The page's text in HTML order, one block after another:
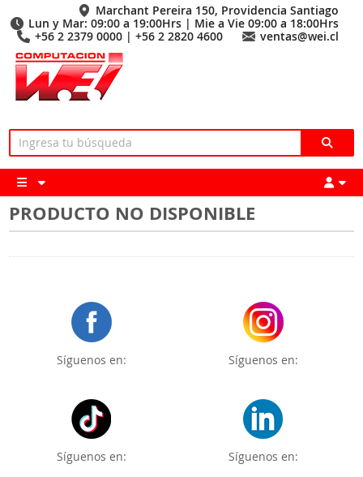
Marchant Pereira 150, Providencia Santiago
Lun y Mar: 09:00 a 19:00Hrs | Mie a Vie 09:00 a 18:00Hrs
+56 2 2379 0000 | +56 2 2820 4600
ventas@wei.cl
PRODUCTO NO DISPONIBLE
Síguenos en: Síguenos en:
Síguenos en: Síguenos en: